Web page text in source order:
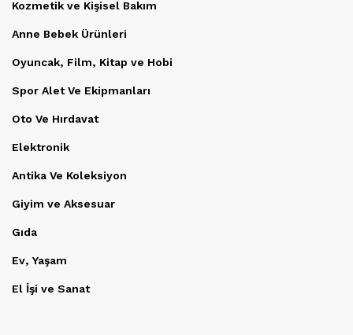
Kozmetik ve Kişisel Bakım
Anne Bebek Ürünleri
Oyuncak, Film, Kitap ve Hobi
Spor Alet Ve Ekipmanları
Oto Ve Hırdavat
Elektronik
Antika Ve Koleksiyon
Giyim ve Aksesuar
Gıda
Ev, Yaşam
El İşi ve Sanat